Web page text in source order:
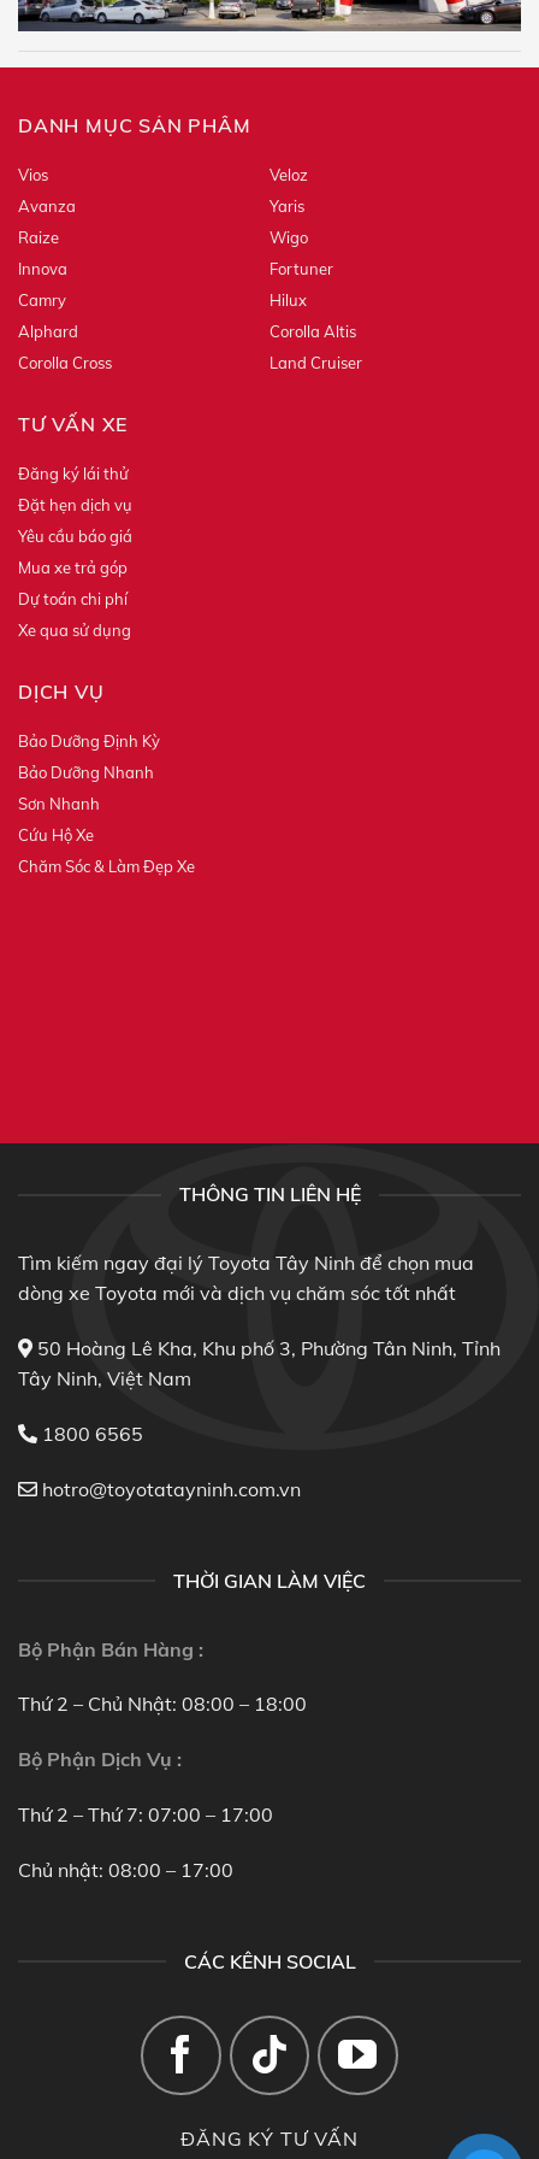
thông tin của mình đến Toyota. Toyota sẽ giữ, sử dụng
và đảm bảo bảo mật thông tin của tôi theo quy định
pháp luật.
DANH MỤC SẢN PHẨM
Vios
Veloz
Avanza
Yaris
Raize
Wigo
Innova
Fortuner
Camry
Hilux
Alphard
Corolla Altis
Corolla Cross
Land Cruiser
TƯ VẤN XE
Đăng ký lái thử
Đặt hẹn dịch vụ
Yêu cầu báo giá
Mua xe trả góp
Dự toán chi phí
Xe qua sử dụng
DỊCH VỤ
Bảo Dưỡng Định Kỳ
Bảo Dưỡng Nhanh
Sơn Nhanh
Cứu Hộ Xe
Chăm Sóc & Làm Đẹp Xe
THÔNG TIN LIÊN HỆ
Tìm kiếm ngay đại lý Toyota Tây Ninh để chọn mua
dòng xe Toyota mới và dịch vụ chăm sóc tốt nhất
50 Hoàng Lê Kha, Khu phố 3, Phường Tân Ninh, Tỉnh
Tây Ninh, Việt Nam
1800 6565
hotro@toyotatayninh.com.vn
THỜI GIAN LÀM VIỆC
Bộ Phận Bán Hàng :
Thứ 2 – Chủ Nhật: 08:00 – 18:00
Bộ Phận Dịch Vụ :
Thứ 2 – Thứ 7: 07:00 – 17:00
Chủ nhật: 08:00 – 17:00
CÁC KÊNH SOCIAL
ĐĂNG KÝ TƯ VẤN